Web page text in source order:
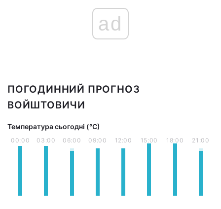
ad
ПОГОДИННИЙ ПРОГНОЗ
ВОЙШТОВИЧИ
Температура сьогодні (°С)
00:00 03:00 06:00 09:00 12:00 15:00 18:00 21:00